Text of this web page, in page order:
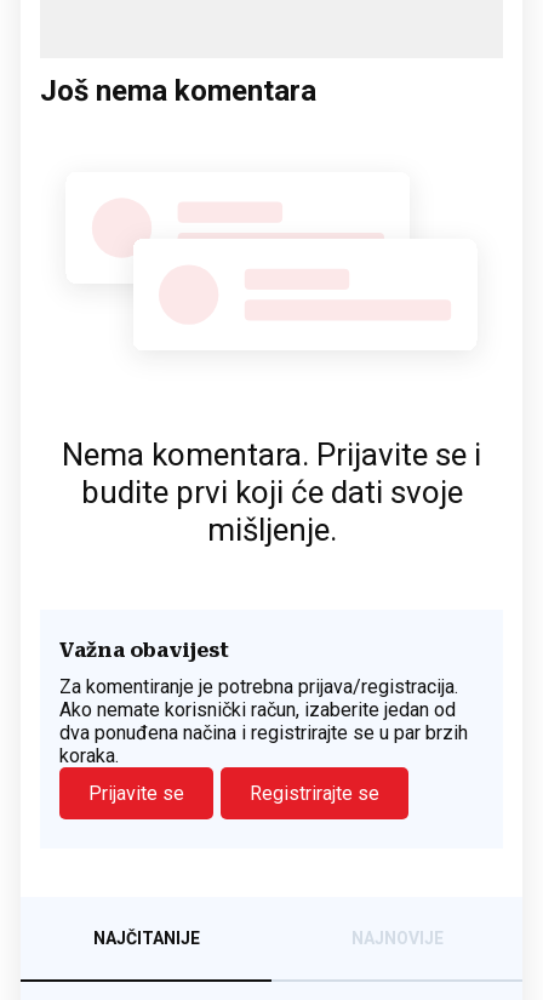
Još nema komentara
Nema komentara. Prijavite se i
budite prvi koji će dati svoje
mišljenje.
Važna obavijest
Za komentiranje je potrebna prijava/registracija.
Ako nemate korisnički račun, izaberite jedan od
dva ponuđena načina i registrirajte se u par brzih
koraka.
Prijavite se
Registrirajte se
NAJČITANIJE NAJNOVIJE